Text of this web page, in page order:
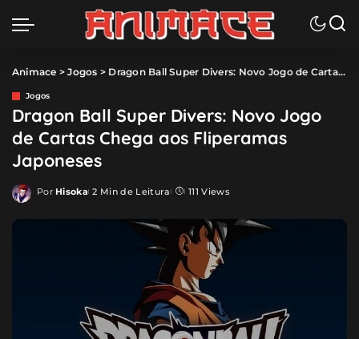
Animace >Jogos > Dragon Ball Super Divers: Novo Jogo de Cartas Chega aos Fliperamas Japoneses
Jogos
Dragon Ball Super Divers: Novo Jogo
de Cartas Chega aos Fliperamas
Japoneses
Posted
Por Hisoka 2 Min de Leitura 111 Views